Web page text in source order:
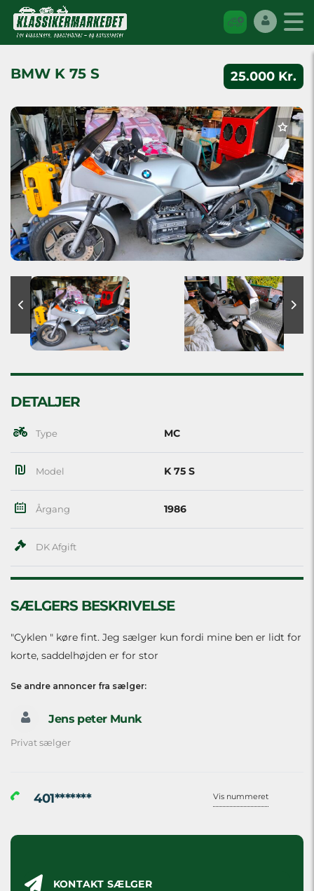
25.000 Kr.
BMW K 75 S
DETALJER
Type MC
Model K 75 S
Årgang 1986
DK Afgift
SÆLGERS BESKRIVELSE
"Cyklen " køre fint. Jeg sælger kun fordi mine ben er lidt for
korte, saddelhøjden er for stor
Se andre annoncer fra sælger:
Jens peter Munk
Privat sælger
401******* Vis nummeret
KONTAKT SÆLGER